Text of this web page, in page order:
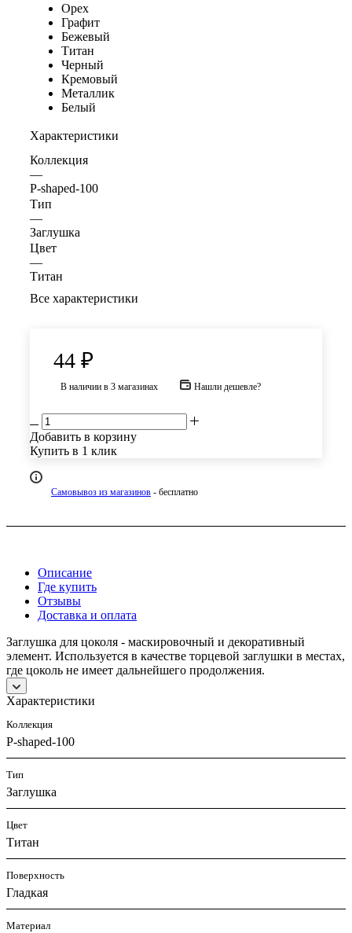
Орех
Графит
Бежевый
Титан
Черный
Кремовый
Металлик
Белый
Характеристики
Коллекция
—
P-shaped-100
Тип
—
Заглушка
Цвет
—
Титан
Все характеристики
44 ₽
В наличии в 3 магазинах Нашли дешевле?
Добавить в корзину
Купить в 1 клик
Самовывоз из магазинов - бесплатно
Описание
Где купить
Отзывы
Доставка и оплата
Заглушка для цоколя - маскировочный и декоративный
элемент. Используется в качестве торцевой заглушки в местах,
где цоколь не имеет дальнейшего продолжения.
Характеристики
Коллекция
P-shaped-100
Тип
Заглушка
Цвет
Титан
Поверхность
Гладкая
Материал